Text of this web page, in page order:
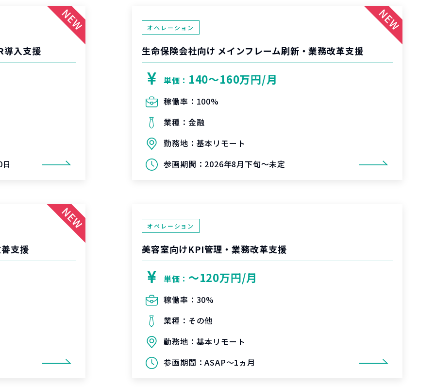
導入支援
オペレーション
生命保険会社向け メインフレーム刷新・業務改革支援
単価： 140〜160万円/月
稼働率： 100%
業種： 金融
勤務地： 基本リモート
参画期間： 2026年8月下旬～未定
支援
オペレーション
美容室向けKPI管理・業務改革支援
単価： 〜120万円/月
稼働率： 30%
業種： その他
勤務地： 基本リモート
参画期間：ASAP～1ヵ月